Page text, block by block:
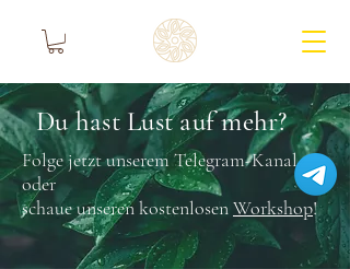
Du hast Lust auf mehr?
Folge jetzt unserem Telegram-Kanal ​
oder​
schaue unseren kostenlosenWorkshop!